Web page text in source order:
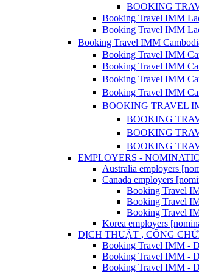
BOOKING
Booking Travel IMM
Booking Travel IMM
Booking Travel IMM
Booking Travel IMM
Booking Travel IMM
Booking Travel IMM
Booking Travel IMM
BOOKING TRAVEL
BOOKING
BOOKING
BOOKING
EMPLOYERS -
Australia employers
Canada employers
Booking Travel
Booking Travel
Booking Travel
Korea employers
DỊCH THUẬT , CÔNG
Booking Travel IMM -
Booking Travel IMM -
Booking Travel IMM -